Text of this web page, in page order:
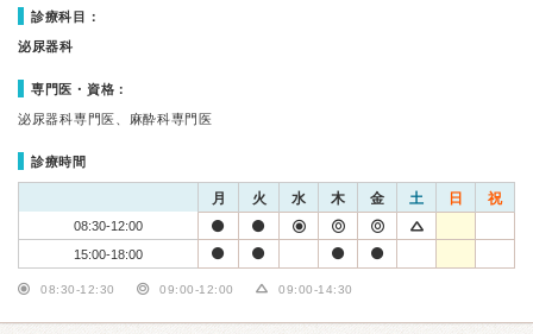
診療科目：
泌尿器科
専門医・資格：
泌尿器科専門医、麻酔科専門医
診療時間
月 火 水 木 金 土 日 祝
08:30-12:00
15:00-18:00
08:30-12:30 09:00-12:00 09:00-14:30